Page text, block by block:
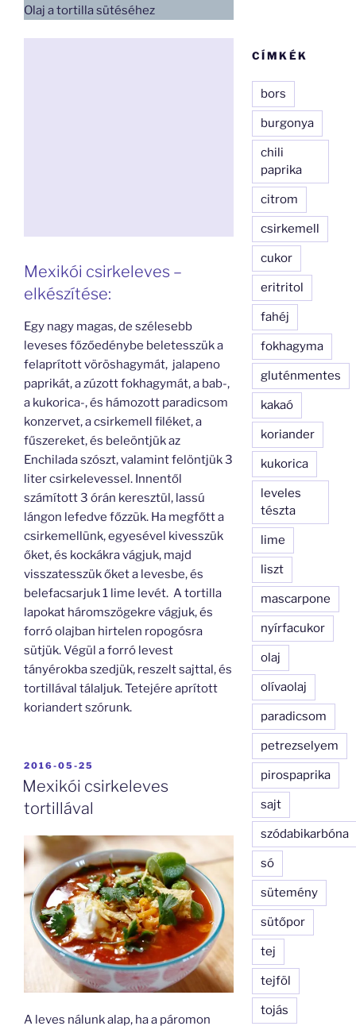
Olaj a tortilla sütéséhez
Mexikói csirkeleves –
elkészítése:
Egy nagy magas, de szélesebb
leveses főzőedénybe beletesszük a
felaprított vöröshagymát, jalapeno
paprikát, a zúzott fokhagymát, a bab-,
a kukorica-, és hámozott paradicsom
konzervet, a csirkemell filéket, a
fűszereket, és beleöntjük az
Enchilada szószt, valamint felöntjük 3
liter csirkelevessel. Innentől
számított 3 órán keresztül, lassú
lángon lefedve főzzük. Ha megfőtt a
csirkemellünk, egyesével kivesszük
őket, és kockákra vágjuk, majd
visszatesszük őket a levesbe, és
belefacsarjuk 1 lime levét. A tortilla
lapokat háromszögekre vágjuk, és
forró olajban hirtelen ropogósra
sütjük. Végül a forró levest
tányérokba szedjük, reszelt sajttal, és
tortillával tálaljuk. Tetejére aprított
koriandert szórunk.
BEKÜLDVE:
2016-05-25
Mexikói csirkeleves
tortillával
A leves nálunk alap, ha a páromon
CÍMKÉK
bors
burgonya
chili
paprika
citrom
csirkemell
cukor
eritritol
fahéj
fokhagyma
gluténmentes
kakaó
koriander
kukorica
leveles
tészta
lime
liszt
mascarpone
nyírfacukor
olaj
olívaolaj
paradicsom
petrezselyem
pirospaprika
sajt
szódabikarbóna
só
sütemény
sütőpor
tej
tejföl
tojás